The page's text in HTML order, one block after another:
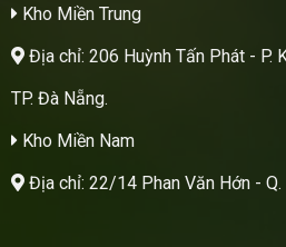
Kho Miền Trung
Địa chỉ: 206 Huỳnh Tấn Phát - P.
TP. Đà Nẵng.
Kho Miền Nam
Địa chỉ: 22/14 Phan Văn Hớn - Q.